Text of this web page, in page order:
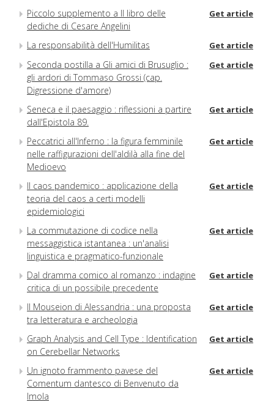
Piccolo supplemento a Il libro delle
dediche di Cesare Angelini
Get article
La responsabilità dell'Humilitas Get article
Seconda postilla a Gli amici di Brusuglio :
gli ardori di Tommaso Grossi (cap.
Digressione d'amore)
Get article
Seneca e il paesaggio : riflessioni a partire
dall'Epistola 89.
Get article
Peccatrici all'Inferno : la figura femminile
nelle raffigurazioni dell'aldilà alla fine del
Medioevo
Get article
Il caos pandemico : applicazione della
teoria del caos a certi modelli
epidemiologici
Get article
La commutazione di codice nella
messaggistica istantanea : un'analisi
linguistica e pragmatico-funzionale
Get article
Dal dramma comico al romanzo : indagine
critica di un possibile precedente
Get article
Il Mouseion di Alessandria : una proposta
tra letteratura e archeologia
Get article
Graph Analysis and Cell Type : Identification
on Cerebellar Networks
Get article
Un ignoto frammento pavese del
Comentum dantesco di Benvenuto da
Imola
Get article